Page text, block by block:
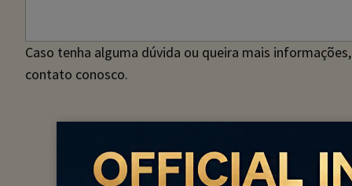
Caso tenha alguma dúvida ou queira mais
contato conosco.